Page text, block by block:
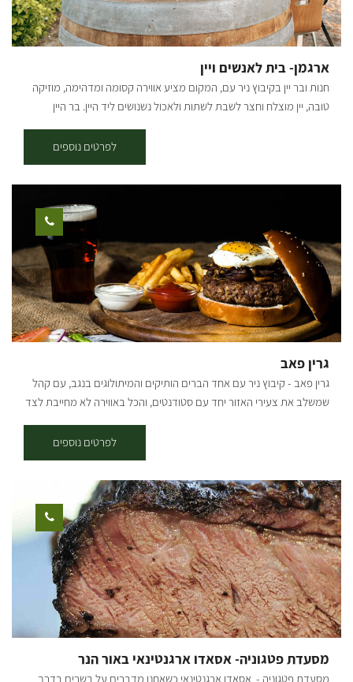
ארגמן- בית לאנשים ויין
חנות ובר יין בקיבוץ ניר עם, המקום מציע אווירה קסומה ומדהימה, מוזיקה
טובה, יין מוצלח וחצר לשבת לשתות ולאכול נשנושים ליד היין. בר היין
תושב הקיבוץ, מתוך אהבה גדולה ליין ולאנשים טובים. המטרה המרכזית
של המקום הינה חיבור בין אנשים לבין יין ישראלי בוטיקי, ונמכרים בו יינות
של 5 יקבים ישראליים המגיעים מכל קצוות הארץ. בנוסף לביקור בבר היין
לפרטים נוספים
גרין פאב
גרין פאב - קיבוץ ניר עם אחד הברים הותיקים והמיתולוגים בנגב, עם קהל
שמשלב את צעירי האזור יחד עם סטודנטים, והכל באווירה לא מחייבת לצד
מטבח מפנק עם מנות מגוונות, בר משקאות עשיר, מוזיקה טובה הופעות
לפרטים נוספים
מסעדת פטגוניה- אסאדו ארגנטינאי באור הנר
מסעדת פטגוניה - אסאדו ארגנטינאי כשאחנו מדברים על בשרים בדרך